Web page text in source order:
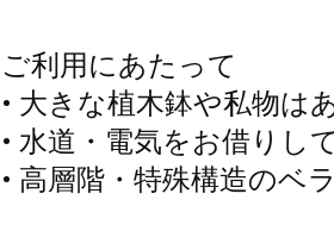
ご利用にあたって
• 大きな植木鉢や私物は
• 水道・電気をお借りし
• 高層階・特殊構造のベ